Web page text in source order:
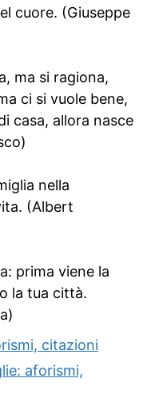
cuore. (Giuseppe
ma si ragiona,
ci si vuole bene,
casa, allora nasce
nella
(Albert
prima viene la
la tua città.
citazioni
aforismi,